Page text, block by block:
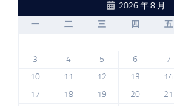
2026 年 8 月
一
二 三 四 五
3
4 5 6 7
10
11 12 13 14
17
18 19 20 21